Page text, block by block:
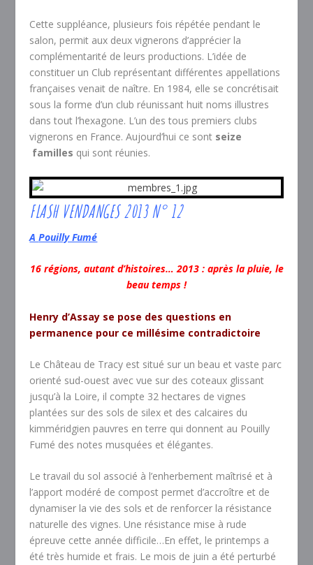
Cette suppléance, plusieurs fois répétée pendant le
salon, permit aux deux vignerons d’apprécier la
complémentarité de leurs productions. L’idée de
constituer un Club représentant différentes appellations
françaises venait de naître. En 1984, elle se concrétisait
sous la forme d’un club réunissant huit noms illustres
dans tout l’hexagone. L’un des tous premiers clubs
vignerons en France. Aujourd’hui ce sont seize
familles qui sont réunies.
FLASH VENDANGES 2013 N° 12
APouilly Fumé
16 régions, autant d’histoires…2013 : après la pluie, le
beau temps !
Henry d’Assay se pose des questions en
permanence pour ce millésime contradictoire
Le Château de Tracy est situé sur un beau et vaste parc
orienté sud-ouest avec vue sur des coteaux glissant
jusqu’à la Loire, il compte 32 hectares de vignes
plantées sur des sols de silex et des calcaires du
kimméridgien pauvres en terre qui donnent au Pouilly
Fumé des notes musquées et élégantes.
Le travail du sol associé à l’enherbement maîtrisé et à
l’apport modéré de compost permet d’accroître et de
dynamiser la vie des sols et de renforcer la résistance
naturelle des vignes. Une résistance mise à rude
épreuve cette année difficile…En effet, le printemps a
été très humide et frais. Le mois de juin a été perturbé